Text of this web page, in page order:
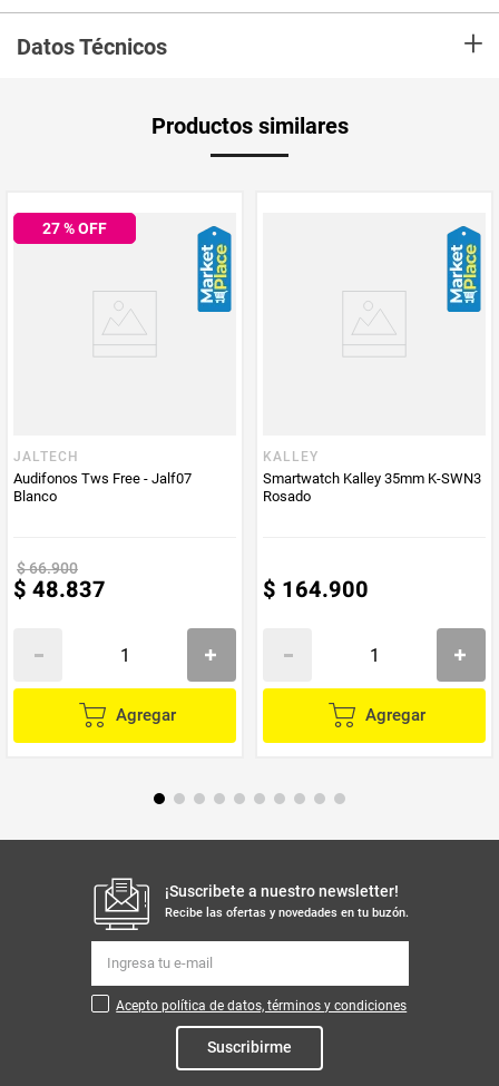
Datos Técnicos +
Productos similares
27% OFF
JALTECH
Audifonos Tws Free - Jalf07
Blanco
$66.900
$ 48.837
Agregar
KALLEY
Smartwatch Kalley 35mm K-SWN3
Rosado
$ 164.900
Agregar
¡Suscribete a nuestro newsletter!
Recibe las ofertas y novedades en tu buzón.
Acepto política de datos, términos y condiciones
Suscribirme